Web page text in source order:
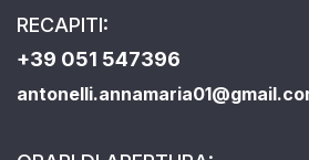
RECAPITI:
+39 051 547396